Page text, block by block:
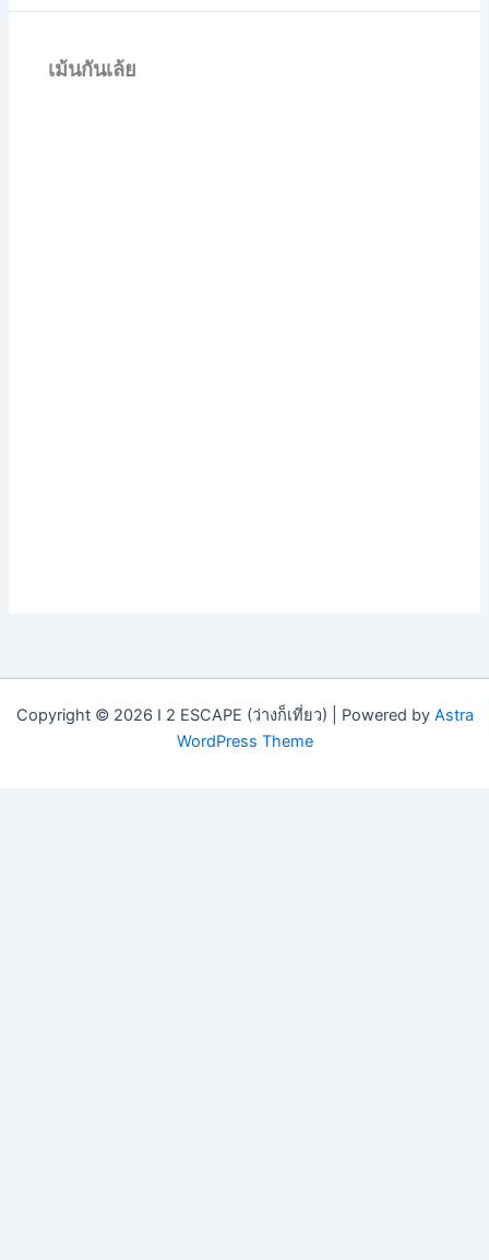
เม้นกันเล้ย
Copyright © 2026 I 2 ESCAPE (ว่างก็เที่ยว) | Powered by Astra
WordPress Theme